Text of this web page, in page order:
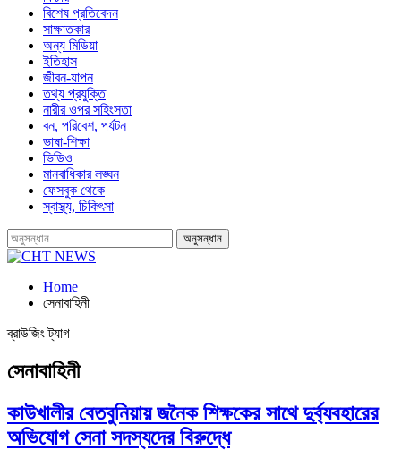
বিশেষ প্রতিবেদন
সাক্ষাতকার
অন্য মিডিয়া
ইতিহাস
জীবন-যাপন
তথ্য প্রযুক্তি
নারীর ওপর সহিংসতা
বন, পরিবেশ, পর্যটন
ভাষা-শিক্ষা
ভিডিও
মানবাধিকার লঙ্ঘন
ফেসবুক থেকে
স্বাস্থ্য, চিকিৎসা
Home
সেনাবাহিনী
ব্রাউজিং ট্যাগ
সেনাবাহিনী
কাউখালীর বেতবুনিয়ায় জনৈক শিক্ষকের সাথে দুর্ব্যবহারের
অভিযোগ সেনা সদস্যদের বিরুদ্ধে